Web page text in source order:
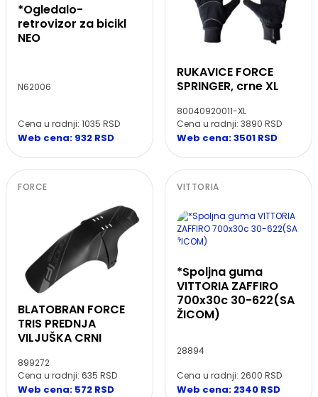
*Ogledalo-
retrovizor za bicikl
NEO
N62006
Cena u radnji: 1035 RSD
Web cena: 932 RSD
RUKAVICE FORCE
SPRINGER, crne XL
80040920011-XL
Cena u radnji: 3890 RSD
Web cena: 3501 RSD
FORCE
BLATOBRAN FORCE
TRIS PREDNJA
VILJUŠKA CRNI
899272
Cena u radnji: 635 RSD
Web cena: 572 RSD
VITTORIA
*Spoljna guma
VITTORIA ZAFFIRO
700x30c 30-622(SA
ŽICOM)
28894
Cena u radnji: 2600 RSD
Web cena: 2340 RSD